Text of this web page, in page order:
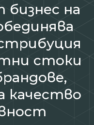
на
стоки
качество